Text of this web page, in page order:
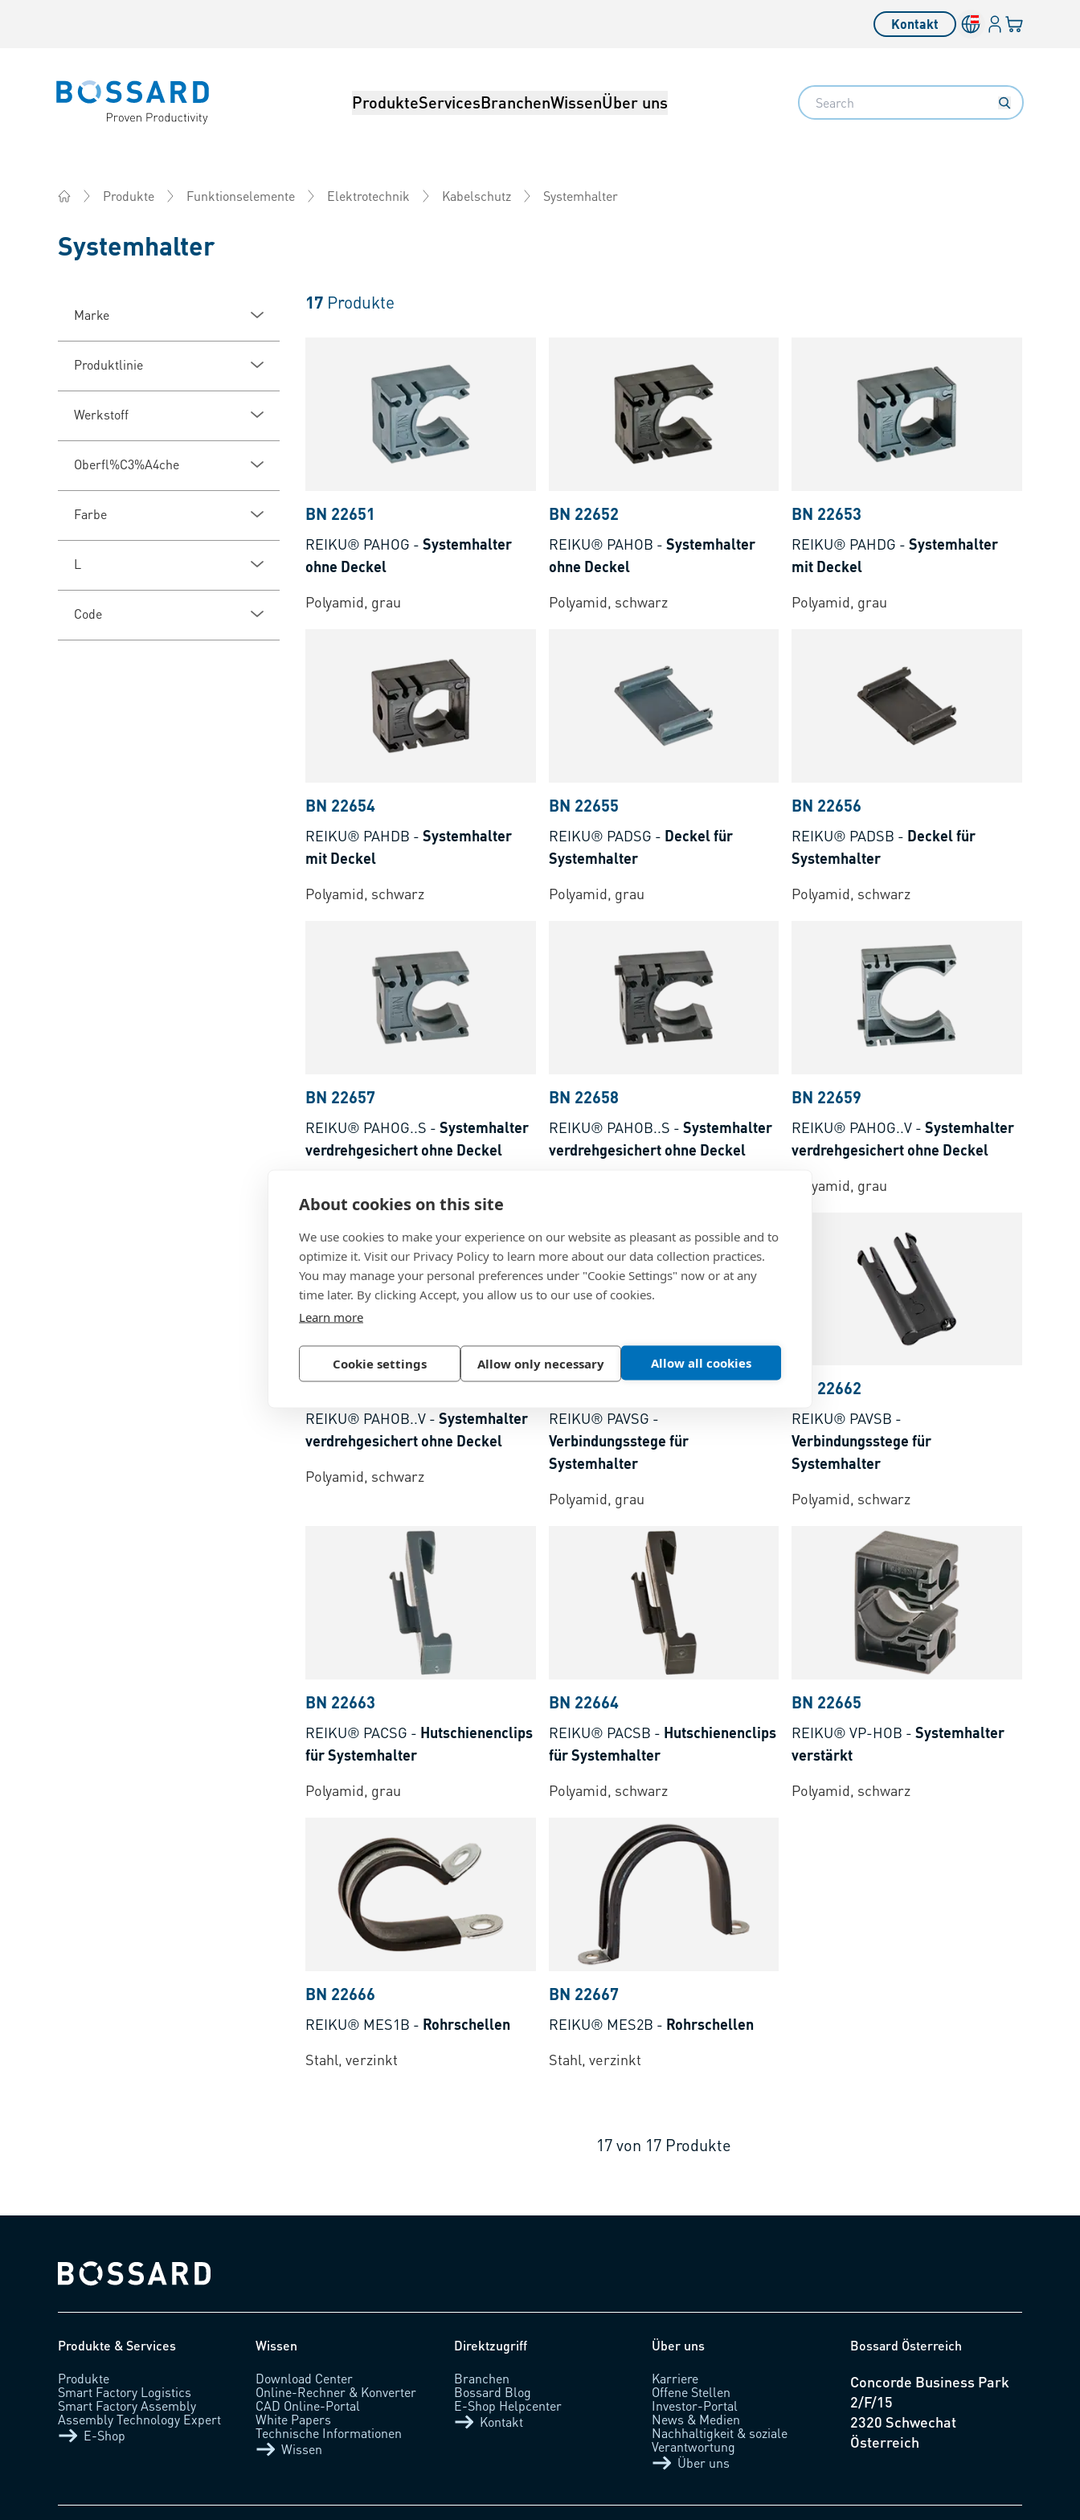
About cookies on this site
We use cookies to make your experience on our website as pleasant as possible and to
optimize it. Visit our Privacy Policy to learn more about our data collection practices.
You may manage your personal preferences under "Cookie Settings" now or at any
time later. By clicking Accept, you allow us to our use of cookies.
Learn more
Cookie settings Allow only necessary Allow all cookies
Kontakt Anmelden
Ihr
Bossard homepage ProdukteServicesBranchenWissenÜber uns Search
Produkte Funktionselemente Elektrotechnik Kabelschutz Systemhalter
Systemhalter
Marke
Produktlinie
Werkstoff
Oberfl%C3%A4che
Farbe
L
Code
17 Produkte
BN 22651
REIKU® PAHOG - Systemhalter
ohne Deckel
Polyamid, grau
BN 22652
REIKU® PAHOB - Systemhalter
ohne Deckel
Polyamid, schwarz
BN 22653
REIKU® PAHDG -Systemhalter
mit Deckel
Polyamid, grau
BN 22654
REIKU® PAHDB - Systemhalter
mit Deckel
Polyamid, schwarz
BN 22655
REIKU® PADSG - Deckel für
Systemhalter
Polyamid, grau
BN 22656
REIKU® PADSB - Deckel für
Systemhalter
Polyamid, schwarz
BN 22657
REIKU® PAHOG..S - Systemhalter
verdrehgesichert ohne Deckel
BN 22658
REIKU® PAHOB..S - Systemhalter
verdrehgesichert ohne Deckel
BN 22659
REIKU® PAHOG..V -Systemhalter
verdrehgesichert ohne Deckel
Polyamid, grau
BN 22660
REIKU® PAHOB..V - Systemhalter
verdrehgesichert ohne Deckel
Polyamid, schwarz
BN 22661
REIKU® PAVSG -
Verbindungsstege für
Systemhalter
Polyamid, grau
BN 22662
REIKU® PAVSB -
Verbindungsstege für
Systemhalter
Polyamid, schwarz
BN 22663
REIKU® PACSG - Hutschienenclips
für Systemhalter
Polyamid, grau
BN 22664
REIKU® PACSB - Hutschienenclips
für Systemhalter
Polyamid, schwarz
BN 22665
REIKU® VP-HOB -Systemhalter
verstärkt
Polyamid, schwarz
BN 22666
REIKU® MES1B - Rohrschellen
Stahl, verzinkt
BN 22667
REIKU® MES2B - Rohrschellen
Stahl, verzinkt
17von 17 Produkte
Bossard homepage
Produkte & Services
Produkte
Smart Factory Logistics
Smart Factory Assembly
Assembly Technology Expert
E-Shop
Wissen
Download Center
Online-Rechner & Konverter
CAD Online-Portal
White Papers
Technische Informationen
Wissen
Direktzugriff
Branchen
Bossard Blog
E-Shop Helpcenter
Kontakt
Über uns
Karriere
Offene Stellen
Investor-Portal
News & Medien
Nachhaltigkeit & soziale
Verantwortung
Über uns
Bossard Österreich
Concorde Business Park
2/F/15
2320 Schwechat
Österreich